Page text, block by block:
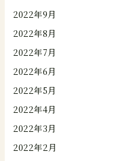
2022年9月
2022年8月
2022年7月
2022年6月
2022年5月
2022年4月
2022年3月
2022年2月